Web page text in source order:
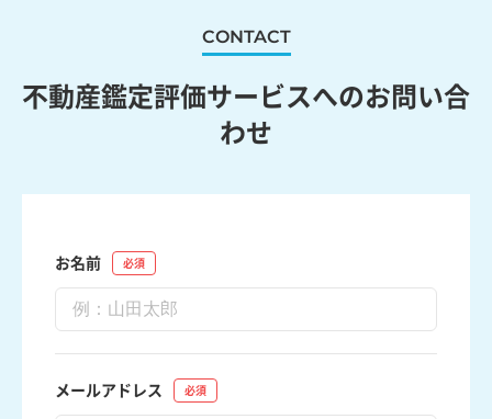
CONTACT
不動産鑑定評価サービスへのお問い合
わせ
お名前
メールアドレス